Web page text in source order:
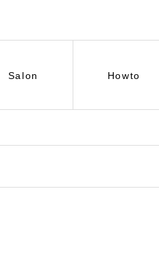
Salon Howto